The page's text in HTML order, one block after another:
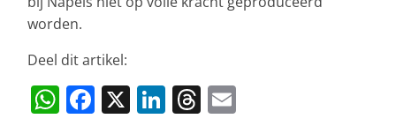
worden.
Deel dit artikel:
W F X Li T